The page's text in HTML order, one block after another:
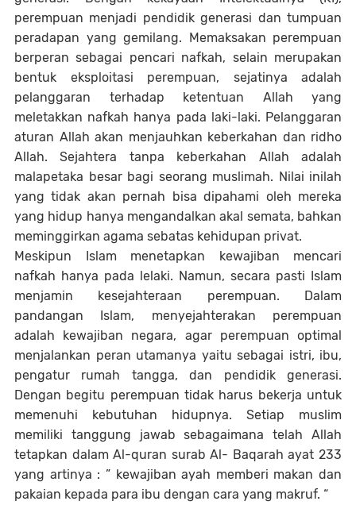
perempuan menjadi pendidik generasi dan tumpuan
peradapan yang gemilang. Memaksakan perempuan
berperan sebagai pencari nafkah, selain merupakan
bentuk eksploitasi perempuan, sejatinya adalah
pelanggaran terhadap ketentuan Allah yang
meletakkan nafkah hanya pada laki-laki. Pelanggaran
aturan Allah akan menjauhkan keberkahan dan ridho
Allah. Sejahtera tanpa keberkahan Allah adalah
malapetaka besar bagi seorang muslimah. Nilai inilah
yang tidak akan pernah bisa dipahami oleh mereka
yang hidup hanya mengandalkan akal semata, bahkan
meminggirkan agama sebatas kehidupan privat.
Meskipun Islam menetapkan kewajiban mencari
nafkah hanya pada lelaki. Namun, secara pasti Islam
menjamin kesejahteraan perempuan. Dalam
pandangan Islam, menyejahterakan perempuan
adalah kewajiban negara, agar perempuan optimal
menjalankan peran utamanya yaitu sebagai istri, ibu,
pengatur rumah tangga, dan pendidik generasi.
Dengan begitu perempuan tidak harus bekerja untuk
memenuhi kebutuhan hidupnya. Setiap muslim
memiliki tanggung jawab sebagaimana telah Allah
tetapkan dalam Al-quran surab Al- Baqarah ayat 233
yang artinya : ” kewajiban ayah memberi makan dan
pakaian kepada para ibu dengan cara yang makruf. “